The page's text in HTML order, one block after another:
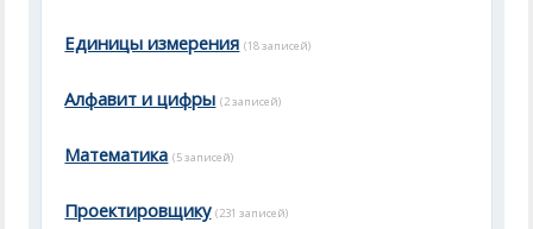
Единицы измерения (18 записей)
Алфавит и цифры (2 записей)
Математика (5 записей)
Проектировщику (231 записей)